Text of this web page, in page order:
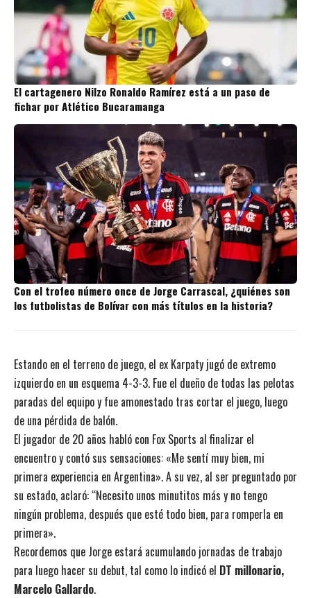
El cartagenero Nilzo Ronaldo Ramírez está a un paso de
fichar por Atlético Bucaramanga
Con el trofeo número once de Jorge Carrascal, ¿quiénes son
los futbolistas de Bolívar con más títulos en la historia?
Estando en el terreno de juego, el ex Karpaty jugó de extremo
izquierdo en un esquema 4-3-3. Fue el dueño de todas las pelotas
paradas del equipo y fue amonestado tras cortar el juego, luego
de una pérdida de balón.
El jugador de 20 años habló con Fox Sports al finalizar el
encuentro y contó sus sensaciones: «Me sentí muy bien, mi
primera experiencia en Argentina». A su vez, al ser preguntado por
su estado, aclaró: “Necesito unos minutitos más y no tengo
ningún problema, después que esté todo bien, para romperla en
primera».
Recordemos que Jorge estará acumulando jornadas de trabajo
para luego hacer su debut, tal como lo indicó el DT millonario,
Marcelo Gallardo.